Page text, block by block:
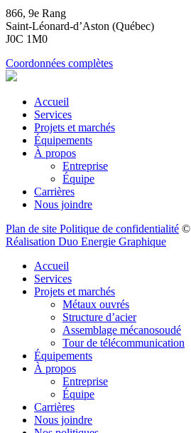
866, 9e Rang
Saint-Léonard-d’Aston (Québec)
J0C 1M0
Coordonnées complètes
Accueil
Services
Projets et marchés
Équipements
À propos
Entreprise
Équipe
Carrières
Nous joindre
Plan de site Politique de confidentialité ©
Réalisation Duo Energie Graphique
Accueil
Services
Projets et marchés
Métaux ouvrés
Structure d’acier
Assemblage mécanosoudé
Tour de télécommunication
Équipements
À propos
Entreprise
Équipe
Carrières
Nous joindre